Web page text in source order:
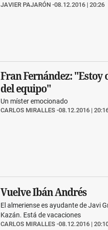
JAVIER PAJARÓN 08.12.2016 | 20:26
Fran Fernández: "Estoy
del equipo"
CARLOS MIRALLES 08.12.2016 |
Un míster emocionado
Vuelve Ibán Andrés
CARLOS MIRALLES 08.12.2016 |
El almeriense es ayudante de Javi
Kazán. Está de vacaciones